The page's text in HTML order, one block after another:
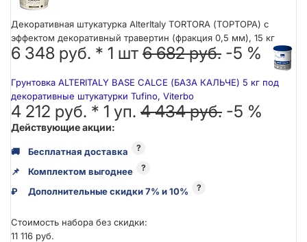
Декоративная штукатурка AlterItaly TORTORA (ТОРТОРА) с
эффектом декоративный травертин (фракция 0,5 мм), 15 кг
6 348 руб. * 1 шт 6 682 руб. -5 %
Грунтовка ALTERITALY BASE CALCE (БАЗА КАЛЬЧЕ) 5 кг под
декоративные штукатурки Tufino, Viterbo
4 212 руб. * 1 уп. 4 434 руб. -5 %
Действующие акции:
🚚 Бесплатная доставка ?
📌 Комплектом выгоднее ?
₽ Дополнительные скидки 7% и 10% ?
Стоимость набора без скидки:
11 116 руб.